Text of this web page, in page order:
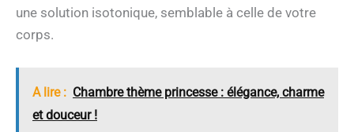
une solution isotonique, semblable à celle de votre
corps.
A lire : Chambre thème princesse : élégance, charme
et douceur !